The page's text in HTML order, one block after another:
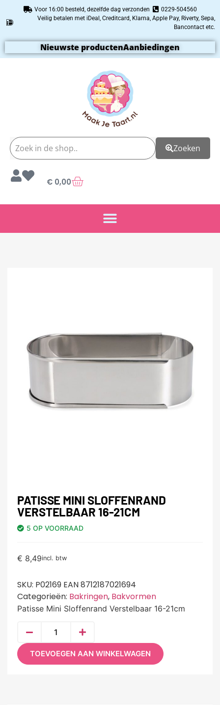
Voor 16:00 besteld, dezelfde dag verzonden
0229-504560
Veilig betalen met iDeal, Creditcard, Klarna, Apple Pay, Riverty, Sepa,
Bancontact etc.
Nieuwste productenAanbiedingen
Zoeken
€ 0,00
PATISSE MINI SLOFFENRAND
VERSTELBAAR 16-21CM
5 OP VOORRAAD
€ 8,49incl. btw
SKU: P02169 EAN 8712187021694
Categorieën: Bakringen, Bakvormen
Patisse Mini Sloffenrand Verstelbaar 16-21cm
TOEVOEGEN AAN WINKELWAGEN